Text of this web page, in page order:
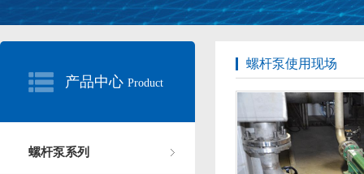
产品中心 Product
螺杆泵系列
螺杆泵使用现场